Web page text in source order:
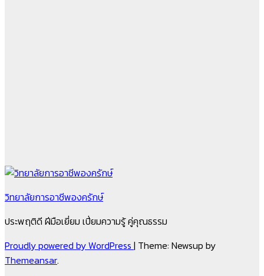
วิทยาลัยการอาชีพองครักษ์
ประพฤติดี ฝีมือเยี่ยม เปี่ยมความรู้ คู่คุณธรรม
Proudly powered by WordPress | Theme: Newsup by
Themeansar.